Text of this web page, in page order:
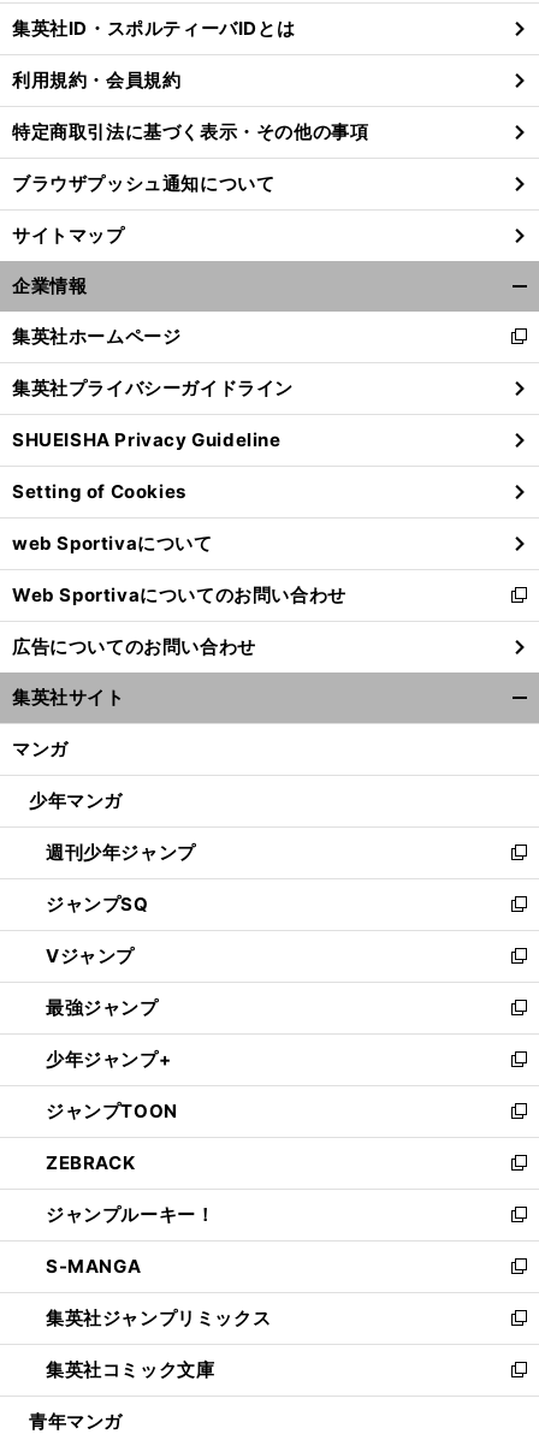
る
集英社ID・スポルティーバIDとは
利用規約・会員規約
特定商取引法に基づく表示・その他の事項
ブラウザプッシュ通知について
サイトマップ
企業情報
閉
る
集英社ホームページ
新
し
い
ウ
ィ
ン
ド
ウ
で
開
く
集英社プライバシーガイドライン
SHUEISHA Privacy Guideline
Setting of Cookies
web Sportivaについて
Web Sportivaについてのお問い合わせ
新
し
い
ウ
ィ
ン
ウ
開
く
広告についてのお問い合わせ
集英社サイト
マンガ
少年マンガ
週刊少年ジャンプ
新
し
い
ウ
ィ
ン
ド
ウ
で
開
く
ジャンプSQ
新
し
い
ウ
ィ
ン
ド
ウ
で
開
く
Vジャンプ
新
し
い
ウ
ィ
ン
ド
ウ
で
開
く
最強ジャンプ
新
し
い
ウ
ィ
ン
ド
ウ
で
開
く
少年ジャンプ+
新
し
い
ウ
ィ
ン
ド
ウ
で
開
く
ジャンプTOON
新
し
い
ウ
ィ
ン
ド
ウ
で
開
く
ZEBRACK
新
し
い
ウ
ィ
ン
ド
ウ
で
開
ジャンプルーキー！
新
し
い
ウ
ィ
ン
ド
ウ
S-MANGA
新
し
い
ウ
ィ
ン
集英社ジャンプリミックス
新
し
い
ウ
集英社コミック文庫
新
し
青年マンガ